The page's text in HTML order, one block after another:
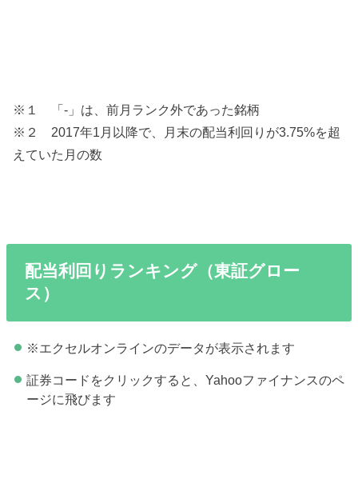
※１ 「-」は、前月ランク外であった銘柄
※２ 2017年1月以降で、月末の配当利回りが3.75%を超
えていた月の数
配当利回りランキング（東証グロー
ス）
※エクセルオンラインのデータが表示されます
証券コードをクリックすると、Yahooファイナンスのペ
ージに飛びます